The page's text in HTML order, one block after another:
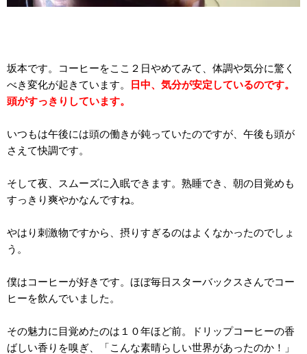
坂本です。コーヒーをここ２日やめてみて、体調や気分に驚く
べき変化が起きています。
日中、気分が安定しているのです。
頭がすっきりしています。
いつもは午後には頭の働きが鈍っていたのですが、午後も頭が
さえて快調です。
そして夜、スムーズに入眠できます。熟睡でき、朝の目覚めも
すっきり爽やかなんですね。
やはり刺激物ですから、摂りすぎるのはよくなかったのでしょ
う。
僕はコーヒーが好きです。ほぼ毎日スターバックスさんでコー
ヒーを飲んでいました。
その魅力に目覚めたのは１０年ほど前。ドリップコーヒーの香
ばしい香りを嗅ぎ、「こんな素晴らしい世界があったのか！」